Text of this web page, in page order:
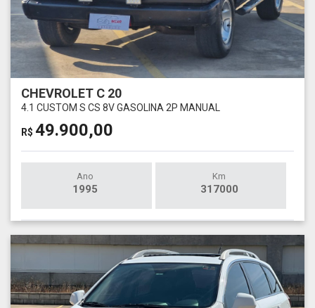
CHEVROLET C 20
4.1 CUSTOM S CS 8V GASOLINA 2P MANUAL
R$ 49.900,00
Ano
1995
Km
317000